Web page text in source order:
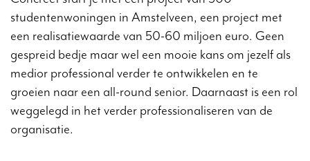
studentenwoningen in Amstelveen, een project met
een realisatiewaarde van 50-60 miljoen euro. Geen
gespreid bedje maar wel een mooie kans om jezelf als
medior professional verder te ontwikkelen en te
groeien naar een all-round senior. Daarnaast is een rol
weggelegd in het verder professionaliseren van de
organisatie.